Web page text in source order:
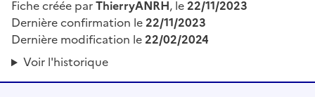
Fiche créée parThierryANRH, le22/11/2023
Dernière confirmation le22/11/2023
Dernière modification le22/02/2024
Voir l'historique